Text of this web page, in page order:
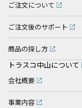
ご注文について
ご注文後のサポート
商品の探し方
トラスコ中山について
会社概要
事業内容